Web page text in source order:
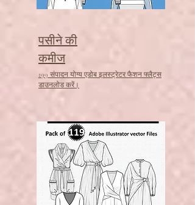
पसीने की
कमीज
199 संपादन योग्य एडोब इलस्ट्रेटर फैशन फ्लैट्स
डाउनलोड करें।